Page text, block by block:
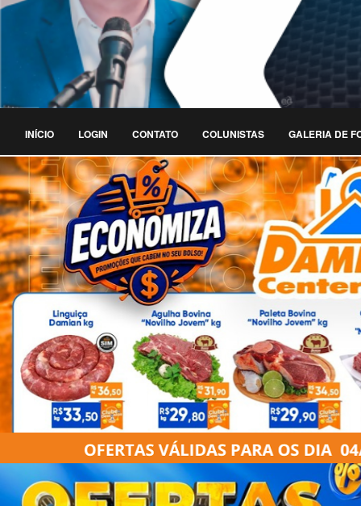
INÍCIO LOGIN CONTATO COLUNISTAS GALERIA DE